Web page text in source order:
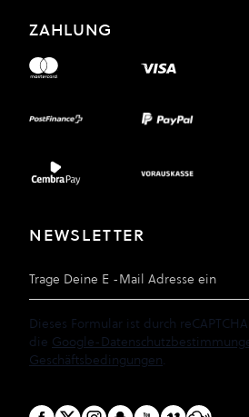
ZAHLUNG
NEWSLETTER
Dieses Formular ist durch
die Google-
Geschäftsbedingungen.